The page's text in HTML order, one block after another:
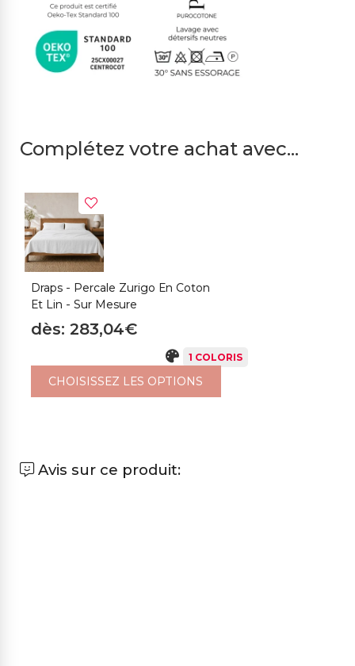
Complétez votre achat avec...
Draps - Percale Zurigo En Coton
Et Lin - Sur Mesure
dès: 283,04€
1 COLORIS
CHOISISSEZ LES OPTIONS
Avis sur ce produit: